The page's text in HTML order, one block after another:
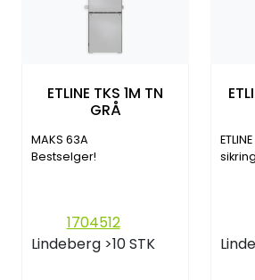
ETLINE TKS 1M TN
GRÅ
MAKS 63A
Bestselger!
1704512
Lindeberg >10 STK